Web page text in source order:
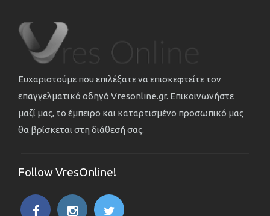
Ευχαριστούμε που επιλέξατε να επισκεφτείτε τον
επαγγελματικό οδηγό Vresonline.gr. Επικοινωνήστε
μαζί μας, το έμπειρο και καταρτισμένο προσωπικό μας
θα βρίσκεται στη διάθεσή σας.
Follow VresOnline!